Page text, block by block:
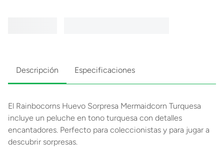
Descripción Especificaciones
El Rainbocorns Huevo Sorpresa Mermaidcorn Turquesa
incluye un peluche en tono turquesa con detalles
encantadores. Perfecto para coleccionistas y para jugar a
descubrir sorpresas.